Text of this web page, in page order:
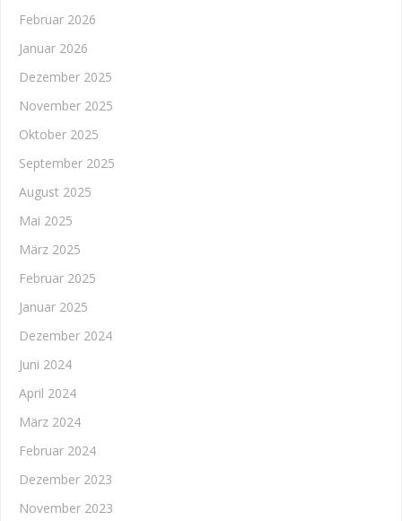
Februar 2026
Januar 2026
Dezember 2025
November 2025
Oktober 2025
September 2025
August 2025
Mai 2025
März 2025
Februar 2025
Januar 2025
Dezember 2024
Juni 2024
April 2024
März 2024
Februar 2024
Dezember 2023
November 2023